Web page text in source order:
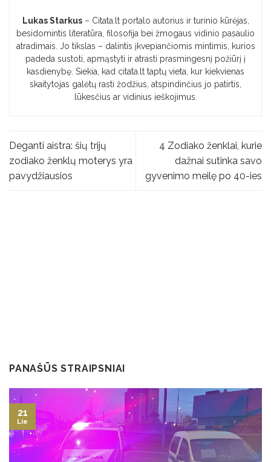
Lukas Starkus– Citata.lt portalo autorius ir turinio kūrėjas,
besidomintis literatūra, filosofija bei žmogaus vidinio pasaulio
atradimais. Jo tikslas – dalintis įkvepiančiomis mintimis, kurios
padeda sustoti, apmąstyti ir atrasti prasmingesnį požiūrį į
kasdienybę. Siekia, kad citata.lt taptų vieta, kur kiekvienas
skaitytojas galėtų rasti žodžius, atspindinčius jo patirtis,
lūkesčius ar vidinius ieškojimus.
Deganti aistra: šių trijų
zodiako ženklų moterys yra
pavydžiausios
4 Zodiako ženklai, kurie
dažnai sutinka savo
gyvenimo meilę po 40-ies
PANAŠŪS STRAIPSNIAI
21
Lie